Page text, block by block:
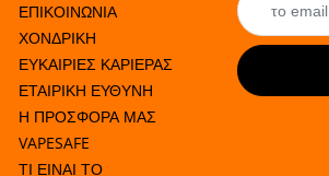
ΕΠΙΚΟΙΝΩΝΙΑ
ΧΟΝΔΡΙΚΗ
ΕΥΚΑΙΡΙΕΣ ΚΑΡΙΕΡΑΣ
ΕΤΑΙΡΙΚΗ ΕΥΘΥΝΗ
Η ΠΡΟΣΦΟΡΑ ΜΑΣ
VAPESAFE
ΤΙ ΕΙΝΑΙ ΤΟ